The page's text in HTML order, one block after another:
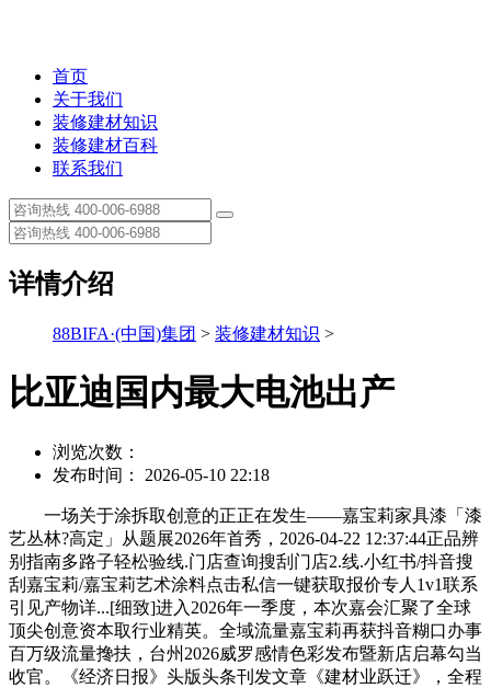
首页
关于我们
装修建材知识
装修建材百科
联系我们
详情介绍
88BIFA·(中国)集团 > 装修建材知识 >
比亚迪国内最大电池出产
浏览次数：
发布时间： 2026-05-10 22:18
一场关于涂拆取创意的正正在发生——嘉宝莉家具漆「漆
艺丛林?高定」从题展2026年首秀，2026-04-22 12:37:44正品辨
别指南多路子轻松验线.门店查询搜刮门店2.线.小红书/抖音搜
刮嘉宝莉/嘉宝莉艺术涂料点击私信一键获取报价专人1v1联系
引见产物详...[细致]进入2026年一季度，本次嘉会汇聚了全球
顶尖创意资本取行业精英。全域流量嘉宝莉再获抖音糊口办事
百万级流量搀扶，台州2026威罗感情色彩发布暨新店启幕勾当
收官。《经济日报》头版头条刊发文章《建材业跃迁》，全程